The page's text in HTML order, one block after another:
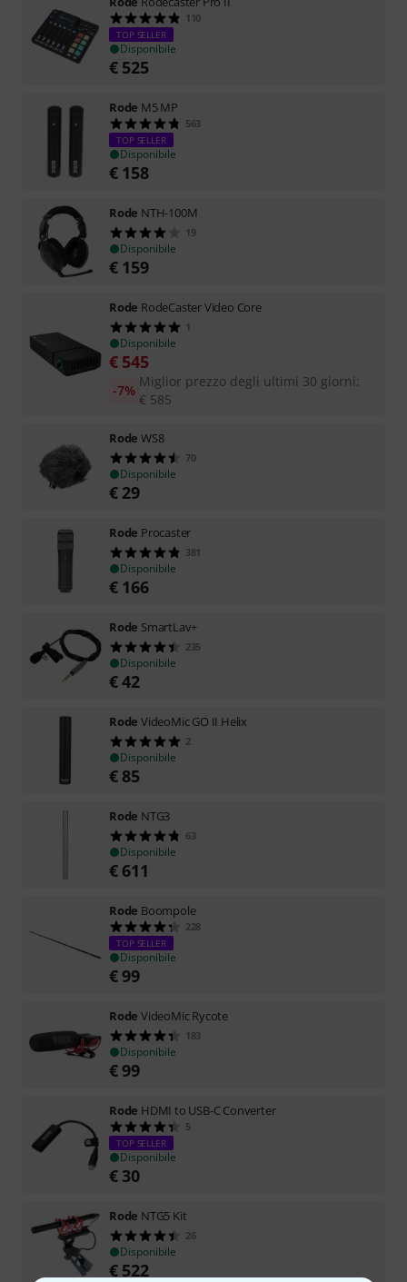
110
TOP SELLER
Disponibile
€ 525
Rode M5 MP
563
TOP SELLER
Disponibile
€ 158
Rode NTH-100M
19
Disponibile
€ 159
Rode RodeCaster Video Core
1
Disponibile
€ 545
Miglior prezzo degli ultimi 30 giorni:
€ 585
-7%
Rode WS8
70
Disponibile
€ 29
Rode Procaster
381
Disponibile
€ 166
Rode SmartLav+
235
Disponibile
€42
Rode VideoMic GO II Helix
2
Disponibile
€ 85
Rode NTG3
63
Disponibile
€ 611
Rode Boompole
228
TOP SELLER
Disponibile
€99
Rode VideoMic Rycote
183
Disponibile
€99
Rode HDMI to USB-C Converter
5
TOP SELLER
Disponibile
€ 30
Rode NTG5 Kit
26
Disponibile
€ 522